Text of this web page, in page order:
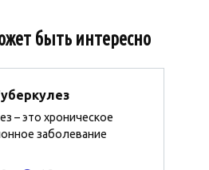
быть интересно
– это хроническое
заболевание